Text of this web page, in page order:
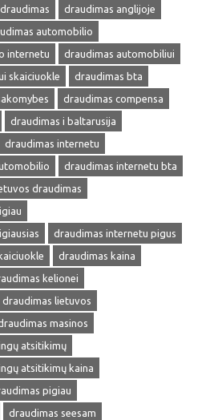
draudimas
draudimas anglijoje
automobilio
internetu
draudimas automobiliui
skaiciuokle
draudimas bta
draudimas compensa
draudimas i baltarusija
draudimas internetu
draudimas internetu bta
draudimas
draudimas internetu pigus
draudimas kaina
kelionei
draudimas lietuvos
masinos
atsitikimų
atsitikimų kaina
pigiau
draudimas seesam